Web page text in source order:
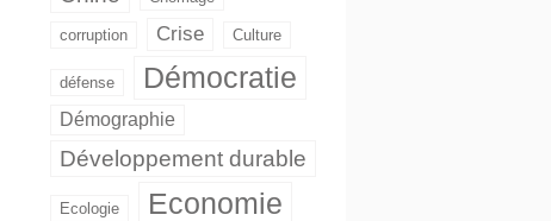
corruption Crise Culture
défense Démocratie
Démographie
Développement durable
Ecologie Economie